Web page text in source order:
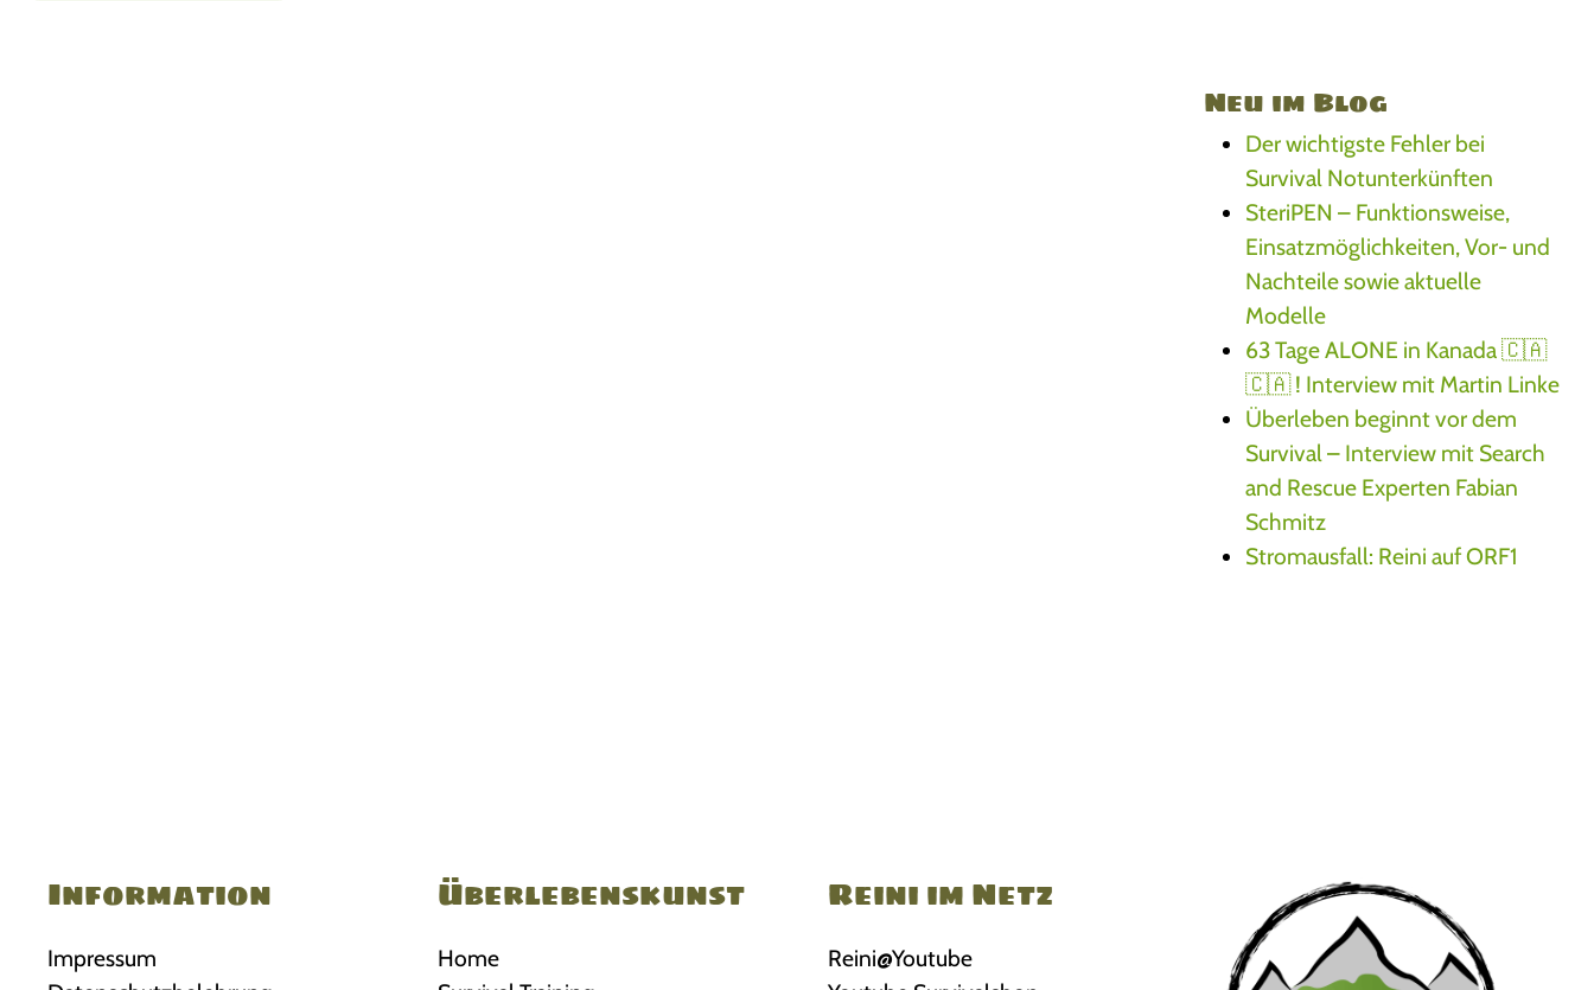
Neu im Blog
Der wichtigste Fehler bei
Survival Notunterkünften
SteriPEN – Funktionsweise,
Einsatzmöglichkeiten, Vor- und
Nachteile sowie aktuelle
Modelle
63 Tage ALONE in Kanada 🇨🇦
🇨🇦 ! Interview mit Martin Linke
Überleben beginnt vor dem
Survival – Interview mit Search
and Rescue Experten Fabian
Schmitz
Stromausfall: Reini auf ORF1
Information
Impressum
Überlebenskunst
Home
Reini im Netz
Reini@Youtube